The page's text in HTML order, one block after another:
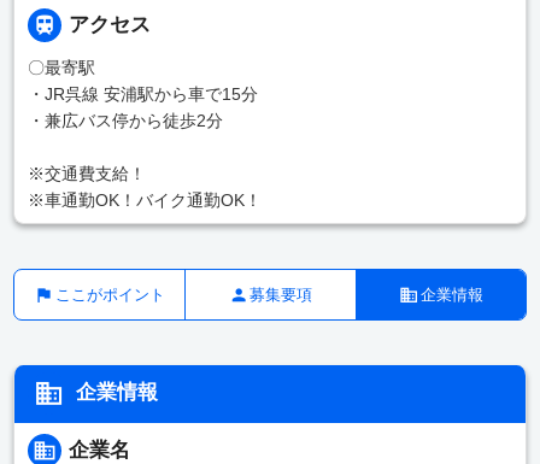
アクセス
〇最寄駅
・JR呉線 安浦駅から車で15分
・兼広バス停から徒歩2分
※交通費支給！
※車通勤OK！バイク通勤OK！
ここがポイント 募集要項 企業情報
企業情報
企業名